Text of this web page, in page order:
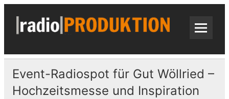
Skip
content
Event-Radiospot für Gut Wöllried –
Hochzeitsmesse und Inspiration